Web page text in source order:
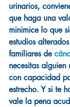
urinarios,
que haga una
minimice lo que
estudios
familiares de
necesitas
con capacidad
estrecho. Y si te
vale la pena